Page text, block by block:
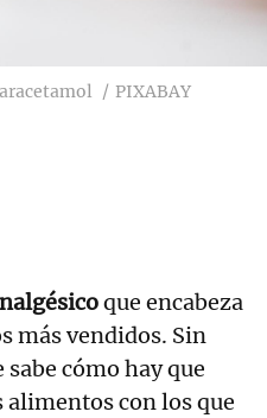
PIXABAY
que encabeza
más vendidos. Sin
cómo hay que
con los que